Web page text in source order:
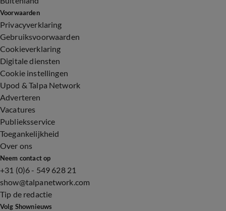
Voorwaarden
Privacyverklaring
Gebruiksvoorwaarden
Cookieverklaring
Digitale diensten
Cookie instellingen
Upod & Talpa Network
Adverteren
Vacatures
Publieksservice
Toegankelijkheid
Over ons
Neem contact op
+31 (0)6 - 549 628 21
show@talpanetwork.com
Tip de redactie
Volg Shownieuws